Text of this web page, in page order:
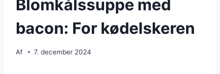
Blomkålssuppe med
bacon: For kødelskeren
Af 7. december 2024